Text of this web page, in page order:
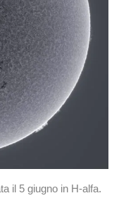
il 5 giugno in H-alfa.